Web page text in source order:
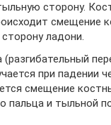
сторону.
смещение
ладони.
при падении
смещение
пальца и тыльной